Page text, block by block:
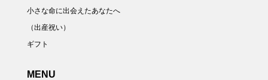
小さな命に出会えたあなたへ
（出産祝い）
ギフト
MENU